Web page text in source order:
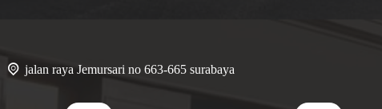
jalan raya Jemursari no 663-665 surabaya